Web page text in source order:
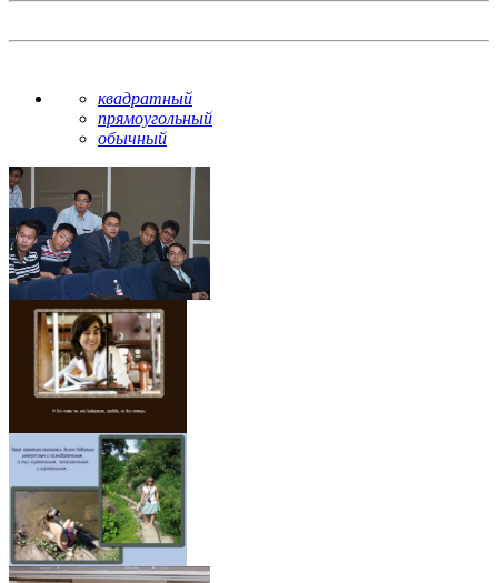
квадратный
прямоугольный
обычный